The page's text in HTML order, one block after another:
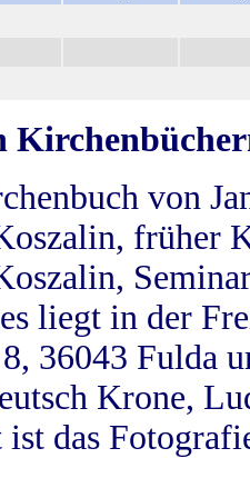
von
früher
liegt in der
36043 Fulda
Krone,
das